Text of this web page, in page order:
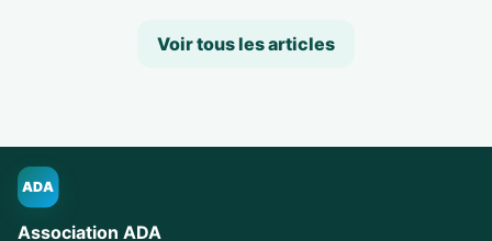
Voir tous les articles
ADA
Association ADA